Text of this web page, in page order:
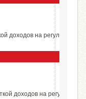
доходов на регулярные
доходов на